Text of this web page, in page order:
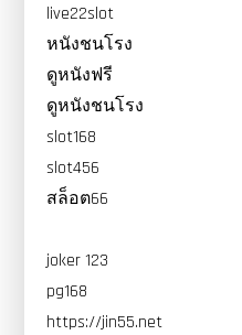
live22slot
หนังชนโรง
ดูหนังฟรี
ดูหนังชนโรง
slot168
slot456
สล็อต66
joker 123
pg168
https://jin55.net